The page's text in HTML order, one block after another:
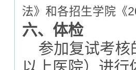
法》和各招生学院《
六、体检
参加复试考